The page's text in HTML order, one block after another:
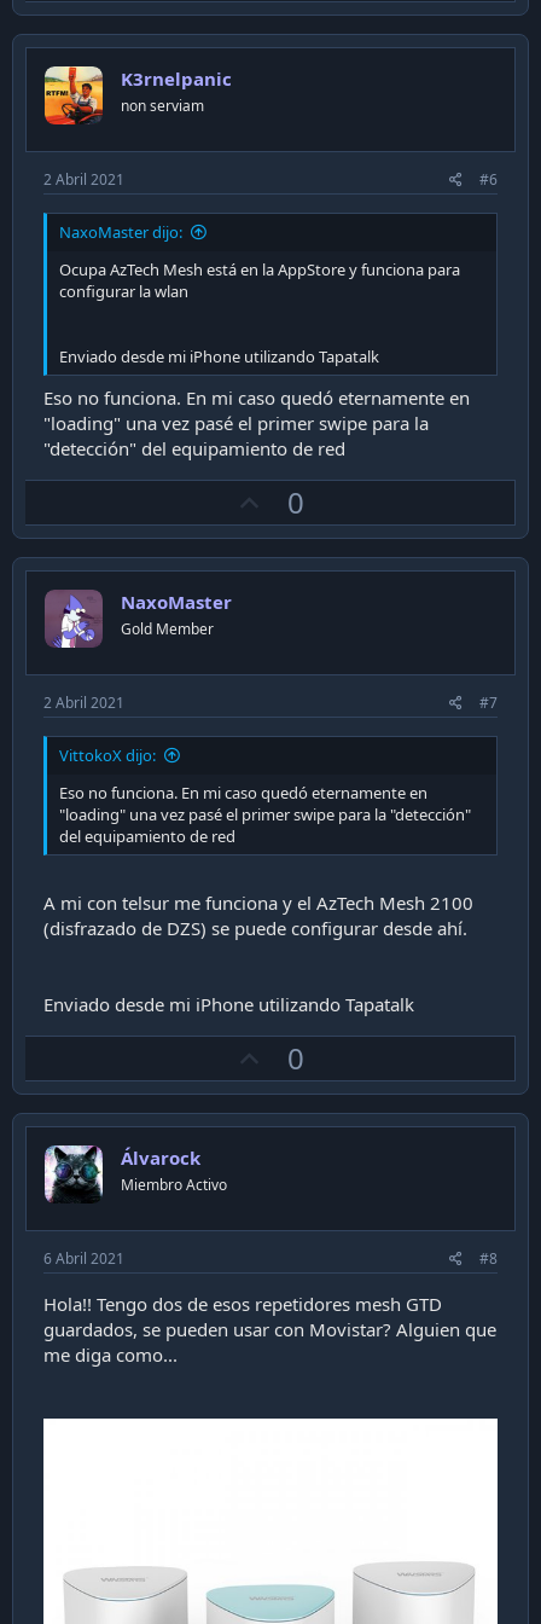
v
K3rnelpanic
non serviam
2 Abril 2021 #6
NaxoMaster dijo:
Ocupa AzTech Mesh está en la AppStore y funciona para
configurar la wlan
Enviado desde mi iPhone utilizando Tapatalk
Eso no funciona. En mi caso quedó eternamente en
"loading" una vez pasé el primer swipe para la
"detección" del equipamiento de red
p
v
0
NaxoMaster
Gold Member
2 Abril 2021 #7
VittokoX dijo:
Eso no funciona. En mi caso quedó eternamente en
"loading" una vez pasé el primer swipe para la "detección"
del equipamiento de red
A mi con telsur me funciona y el AzTech Mesh 2100
(disfrazado de DZS) se puede configurar desde ahí.
Enviado desde mi iPhone utilizando Tapatalk
p
v
0
Álvarock
Miembro Activo
6 Abril 2021 #8
Hola!! Tengo dos de esos repetidores mesh GTD
guardados, se pueden usar con Movistar? Alguien que
me diga como...